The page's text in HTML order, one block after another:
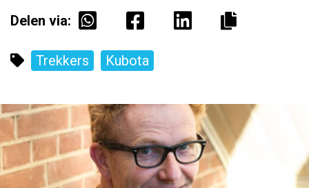
Delen via:
Trekkers Kubota